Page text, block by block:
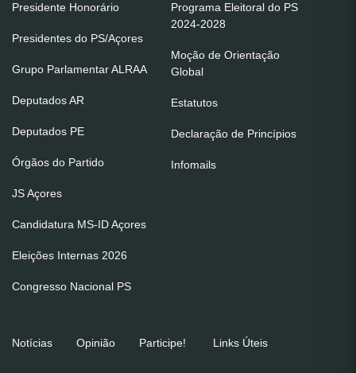
Presidente Honorário
Presidentes do PS/Açores
Grupo Parlamentar ALRAA
Deputados AR
Deputados PE
Órgãos do Partido
JS Açores
Candidatura MS-ID Açores
Eleições Internas 2026
Congresso Nacional PS
Programa Eleitoral do PS
2024-2028
Moção de Orientação
Global
Estatutos
Declaração de Princípios
Infomails
Notícias Opinião Participe! Links Úteis